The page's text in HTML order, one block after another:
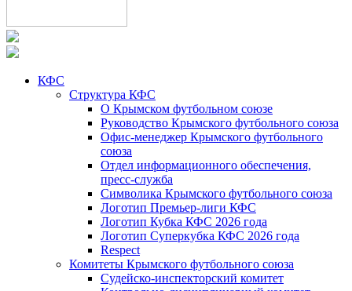
КФС
Структура КФС
О Крымском футбольном союзе
Руководство Крымского футбольного союза
Офис-менеджер Крымского футбольного
союза
Отдел информационного обеспечения,
пресс-служба
Символика Крымского футбольного союза
Логотип Премьер-лиги КФС
Логотип Кубка КФС 2026 года
Логотип Суперкубка КФС 2026 года
Respect
Комитеты Крымского футбольного союза
Судейско-инспекторский комитет